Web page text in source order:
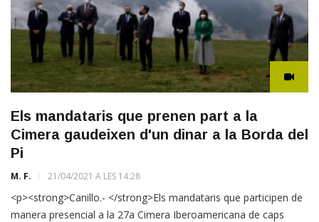
Els mandataris que prenen part a la
Cimera gaudeixen d'un dinar a la Borda del
Pi
M. F. 21/04/2021 A LES 14:28
<p><strong>Canillo.- </strong>Els mandataris que participen de
manera presencial a la 27a Cimera Iberoamericana de caps